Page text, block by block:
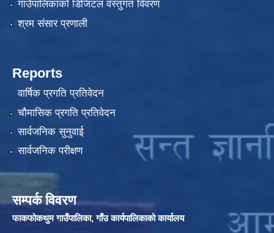
गाउँपालिकाको डिजिटल वस्तुगत विवरण
श्रम संसार प्रणाली
Reports
वार्षिक प्रगति प्रतिवेदन
चौमासिक प्रगति प्रतिवेदन
सार्वजनिक सुनुवाई
सार्वजनिक परीक्षण
सम्पर्क विवरण
फाकफोकथुम गाउँपालिका, गाँउ कार्यपालिकाको कार्यालय